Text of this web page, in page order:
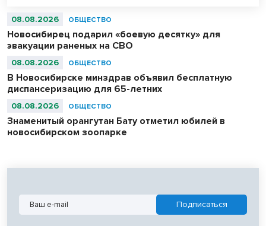
абсолютными чемпионами соревнований.
08.08.2026 ОБЩЕСТВО
Новосибирец подарил «боевую десятку» для
эвакуации раненых на СВО
08.08.2026 ОБЩЕСТВО
В Новосибирске минздрав объявил бесплатную
диспансеризацию для 65-летних
08.08.2026 ОБЩЕСТВО
Знаменитый орангутан Бату отметил юбилей в
новосибирском зоопарке